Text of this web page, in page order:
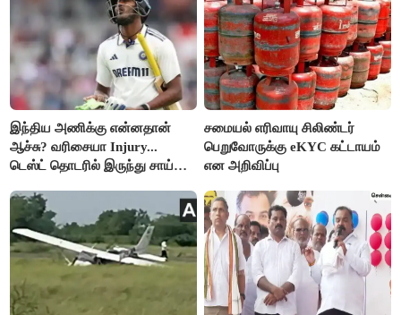
இந்திய அணிக்கு என்னதான்
ஆச்சு? வரிசையா Injury...
டெஸ்ட் தொடரில் இருந்து சாய்
சமையல் எரிவாயு சிலிண்டர்
பெறுவோருக்கு eKYC கட்டாயம்
என அறிவிப்பு